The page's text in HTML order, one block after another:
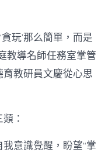
玩’那么簡單，而是
教導名師任務室掌管
教研員文慶從心思
：
意識覺醒，盼望“掌